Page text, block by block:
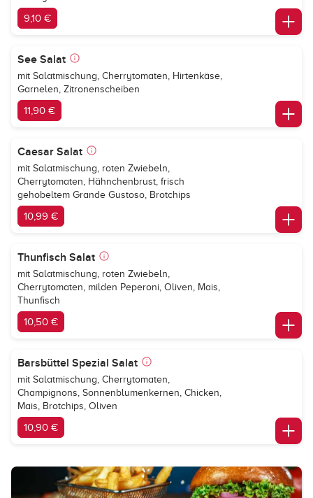
9,10 €
See Salat
mit Salatmischung, Cherrytomaten, Hirtenkäse,
Garnelen, Zitronenscheiben
11,90 €
Caesar Salat
mit Salatmischung, roten Zwiebeln,
Cherrytomaten, Hähnchenbrust, frisch
gehobeltem Grande Gustoso, Brotchips
10,99 €
Thunfisch Salat
mit Salatmischung, roten Zwiebeln,
Cherrytomaten, milden Peperoni, Oliven, Mais,
Thunfisch
10,50 €
Barsbüttel Spezial Salat
mit Salatmischung, Cherrytomaten,
Champignons, Sonnenblumenkernen, Chicken,
Mais, Brotchips, Oliven
10,90 €